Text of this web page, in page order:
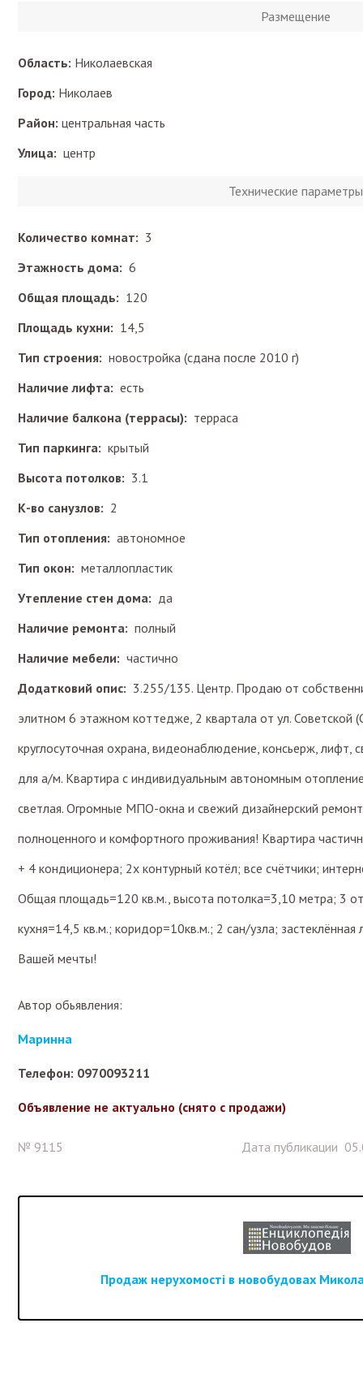
Размещение
Область: Николаевская
Город: Николаев
Район: центральная часть
Улица: центр
Технические параметры
Количество комнат: 3
Этажность дома: 6
Общая площадь: 120
Площадь кухни: 14,5
Тип строения: новостройка (сдана после 2010 г)
Наличие лифта: есть
Наличие балкона (террасы): терраса
Тип паркинга: крытый
Высота потолков: 3.1
К-во санузлов: 2
Тип отопления: автономное
Тип окон: металлопластик
Утепление стен дома: да
Наличие ремонта: полный
Наличие мебели: частично
Додатковий опис: 3.255/135. Центр. Продаю от
элитном 6 этажном коттедже, 2 квартала от ул. Советской
круглосуточная охрана, видеонаблюдение, консьерж, лифт,
для а/м. Квартира с индивидуальным автономным
светлая. Огромные МПО-окна и свежий дизайнерский
полноценного и комфортного проживания! Квартира
+ 4 кондиционера; 2х контурный котёл; все счётчики;
Общая площадь=120 кв.м., высота потолка=3,10 метра; 3
кухня=14,5 кв.м.; коридор=10кв.м.; 2 сан/узла; застеклённая
Вашей мечты!
Автор обьявления:
Маринна
Телефон: 0970093211
Объявление не актуально (снято с продажи)
№ 9115 Дата публикации
Продаж нерухомості в новобудовах